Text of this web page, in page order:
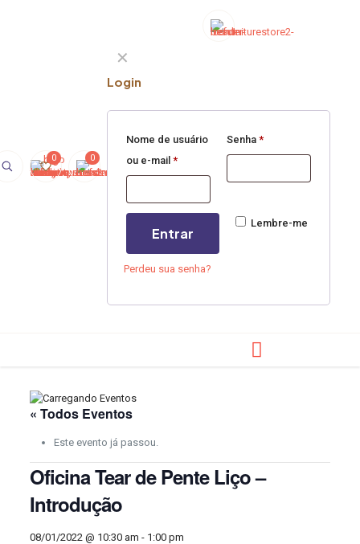
0 0
✕
Login
Nome de usuário
ou e-mail *
Senha *
Lembre-me
Entrar
Perdeu sua senha?
« Todos Eventos
Este evento já passou.
Oficina Tear de Pente Liço –
Introdução
08/01/2022 @ 10:30 am - 1:00 pm